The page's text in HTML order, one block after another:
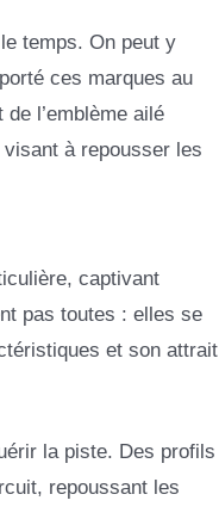
temps. On peut y
ces marques au
l’emblème ailé
visant à repousser les
captivant
pas toutes : elles se
et son attrait
la piste. Des profils
repoussant les